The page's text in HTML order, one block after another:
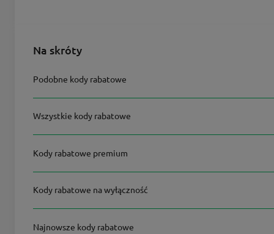
Na skróty
Podobne kody rabatowe
Wszystkie kody rabatowe
Kody rabatowe premium
Kody rabatowe na wyłączność
Najnowsze kody rabatowe